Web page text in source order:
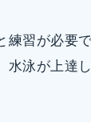
練習が必要
水泳が上達